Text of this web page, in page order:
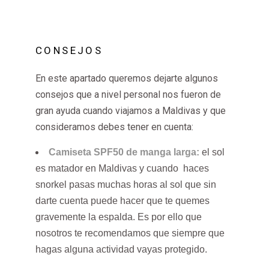
CONSEJOS
En este apartado queremos dejarte algunos
consejos que a nivel personal nos fueron de
gran ayuda cuando viajamos a Maldivas y que
consideramos debes tener en cuenta:
Camiseta SPF50 de manga larga: el sol
es matador en Maldivas y cuando haces
snorkel pasas muchas horas al sol que sin
darte cuenta puede hacer que te quemes
gravemente la espalda. Es por ello que
nosotros te recomendamos que siempre que
hagas alguna actividad vayas protegido.